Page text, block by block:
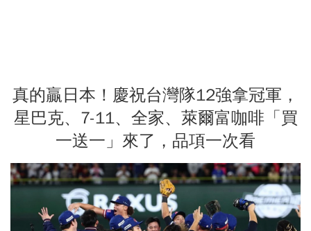
真的贏日本！慶祝台灣隊12強拿冠軍，
星巴克、7-11、全家、萊爾富咖啡「買
一送一」來了，品項一次看